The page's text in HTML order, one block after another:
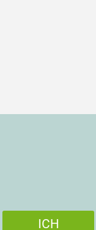
ICH